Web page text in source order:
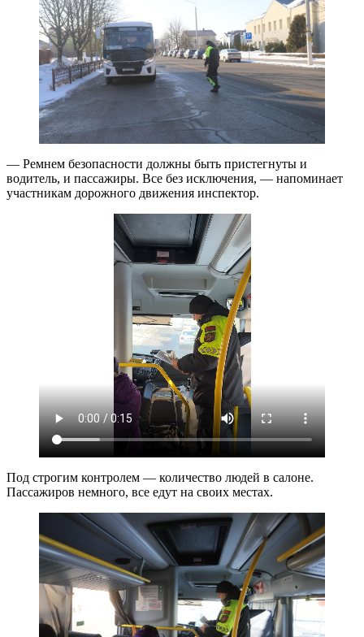
— Ремнем безопасности должны быть пристегнуты и
водитель, и пассажиры. Все без исключения, — напоминает
участникам дорожного движения инспектор.
Под строгим контролем — количество людей в салоне.
Пассажиров немного, все едут на своих местах.